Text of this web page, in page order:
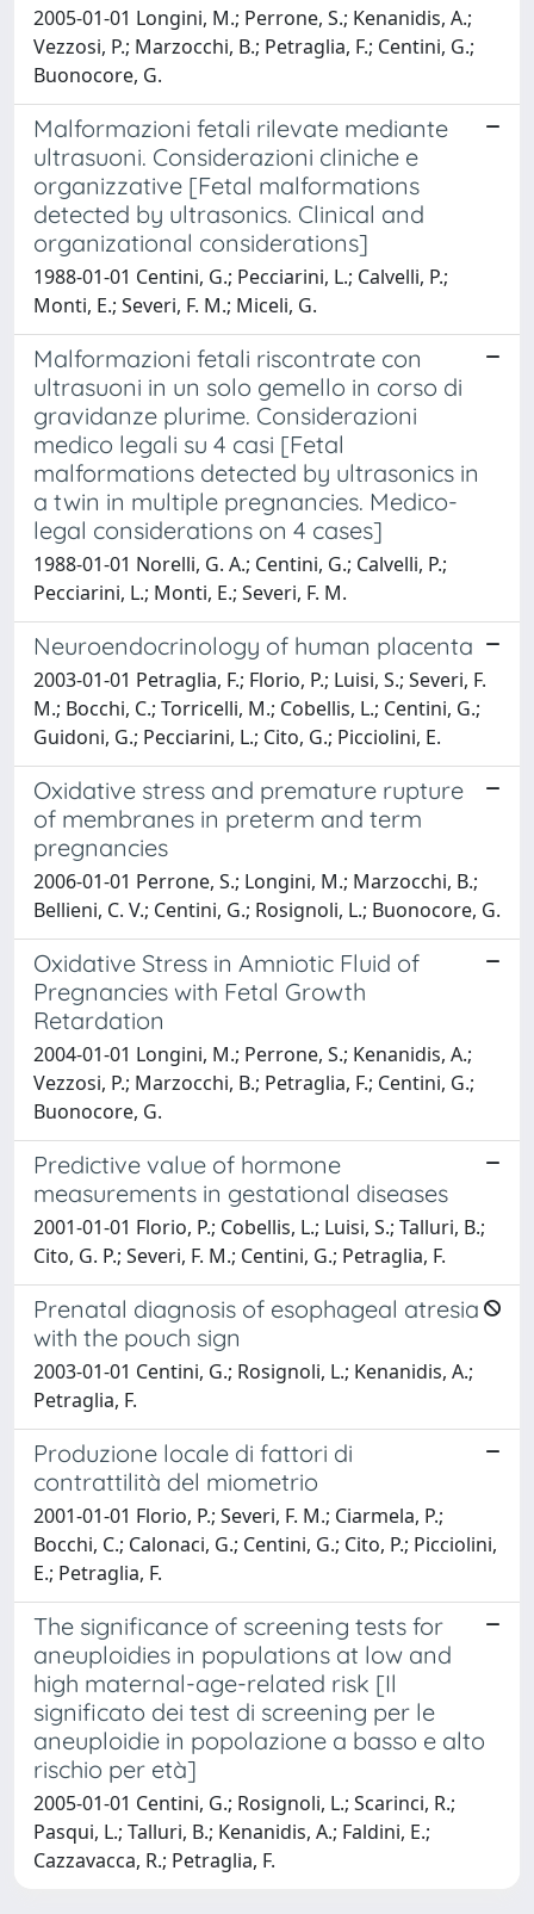
2005-01-01 Longini, M.; Perrone, S.; Kenanidis, A.;
Vezzosi, P.; Marzocchi, B.; Petraglia, F.; Centini, G.;
Buonocore, G.
Malformazioni fetali rilevate mediante
ultrasuoni. Considerazioni cliniche e
organizzative [Fetal malformations
detected by ultrasonics. Clinical and
organizational considerations]
1988-01-01 Centini, G.; Pecciarini, L.; Calvelli, P.;
Monti, E.; Severi, F. M.; Miceli, G.
Malformazioni fetali riscontrate con
ultrasuoni in un solo gemello in corso di
gravidanze plurime. Considerazioni
medico legali su 4 casi [Fetal
malformations detected by ultrasonics in
a twin in multiple pregnancies. Medico-
legal considerations on 4 cases]
1988-01-01 Norelli, G. A.; Centini, G.; Calvelli, P.;
Pecciarini, L.; Monti, E.; Severi, F. M.
Neuroendocrinology of human placenta
2003-01-01 Petraglia, F.; Florio, P.; Luisi, S.; Severi, F.
M.; Bocchi, C.; Torricelli, M.; Cobellis, L.; Centini, G.;
Guidoni, G.; Pecciarini, L.; Cito, G.; Picciolini, E.
Oxidative stress and premature rupture
of membranes in preterm and term
pregnancies
2006-01-01 Perrone, S.; Longini, M.; Marzocchi, B.;
Bellieni, C. V.; Centini, G.; Rosignoli, L.; Buonocore, G.
Oxidative Stress in Amniotic Fluid of
Pregnancies with Fetal Growth
Retardation
2004-01-01 Longini, M.; Perrone, S.; Kenanidis, A.;
Vezzosi, P.; Marzocchi, B.; Petraglia, F.; Centini, G.;
Buonocore, G.
Predictive value of hormone
measurements in gestational diseases
2001-01-01 Florio, P.; Cobellis, L.; Luisi, S.; Talluri, B.;
Cito, G. P.; Severi, F. M.; Centini, G.; Petraglia, F.
Prenatal diagnosis of esophageal atresia
with the pouch sign
2003-01-01 Centini, G.; Rosignoli, L.; Kenanidis, A.;
Petraglia, F.
Produzione locale di fattori di
contrattilità del miometrio
2001-01-01 Florio, P.; Severi, F. M.; Ciarmela, P.;
Bocchi, C.; Calonaci, G.; Centini, G.; Cito, P.; Picciolini,
E.; Petraglia, F.
The significance of screening tests for
aneuploidies in populations at low and
high maternal-age-related risk [Il
significato dei test di screening per le
aneuploidie in popolazione a basso e alto
rischio per età]
2005-01-01 Centini, G.; Rosignoli, L.; Scarinci, R.;
Pasqui, L.; Talluri, B.; Kenanidis, A.; Faldini, E.;
Cazzavacca, R.; Petraglia, F.